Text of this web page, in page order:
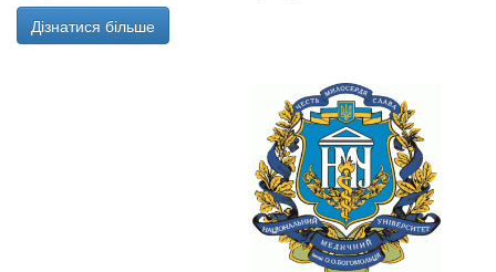
Дізнатися більше